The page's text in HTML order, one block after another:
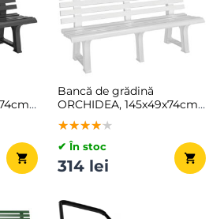
Bancă de grădină
ORCHIDEA, 145x49x74cm,
alb
★★★★★
★★★★★
★★★★★
✔ În stoc
314 lei